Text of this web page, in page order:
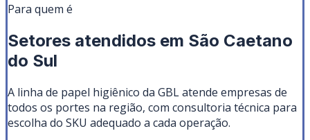
Para quem é
Setores atendidos em São Caetano
do Sul
A linha de papel higiênico da GBL atende empresas de
todos os portes na região, com consultoria técnica para
escolha do SKU adequado a cada operação.